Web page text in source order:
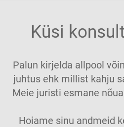
Küsi
Palun kirjelda allpool
juhtus ehk millist kahju
Meie juristi esmane
Hoiame sinu andmeid